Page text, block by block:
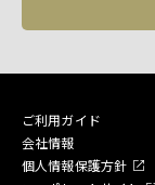
ご利用ガイド
会社情報
個人情報保護方針